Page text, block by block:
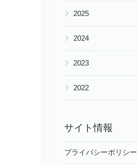
▶ 2025
▶ 2024
▶ 2023
▶ 2022
サイト情報
プライバシーポリシー